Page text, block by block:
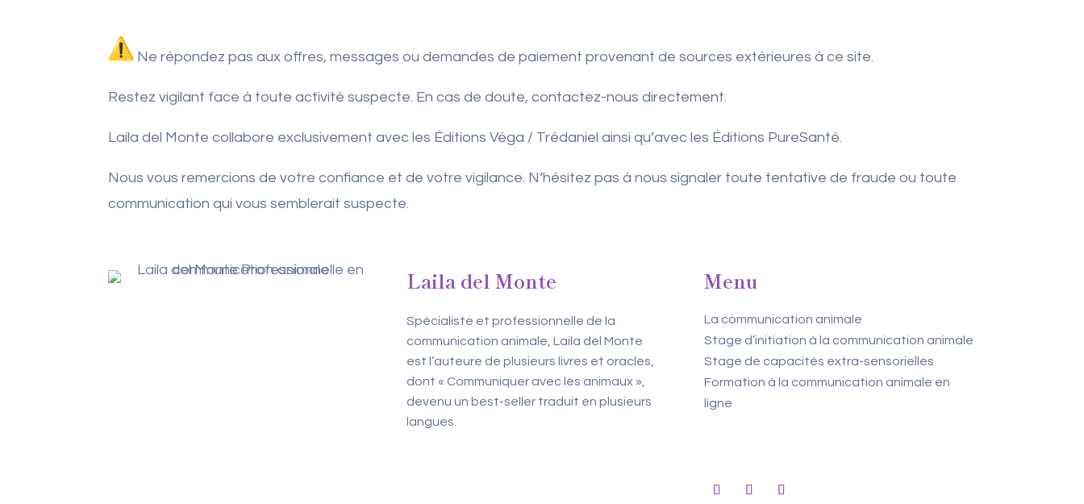
Ne répondez pas aux offres, messages ou demandes de paiement provenant de sources extérieures à ce site.
Restez vigilant face à toute activité suspecte. En cas de doute, contactez-nous directement.
Laila del Monte collabore exclusivement avec les Éditions Véga / Trédaniel ainsi qu’avec les Éditions PureSanté.
Nous vous remercions de votre confiance et de votre vigilance. N’hésitez pas à nous signaler toute tentative de fraude ou toute
communication qui vous semblerait suspecte.
Laila del Monte
Spécialiste et professionnelle de la
communication animale, Laila del Monte
est l’auteure de plusieurs livres et oracles,
dont « Communiquer avec les animaux »,
devenu un best-seller traduit en plusieurs
langues.
Menu
La communication animale
Stage d’initiation à la communication animale
Stage de capacités extra-sensorielles
Formation à la communication animale en
ligne